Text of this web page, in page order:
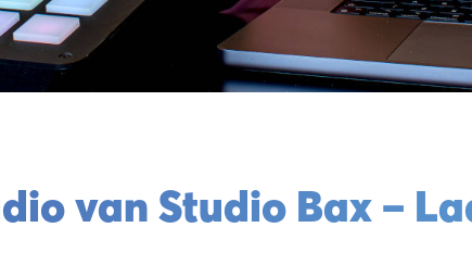
van Studio Bax –